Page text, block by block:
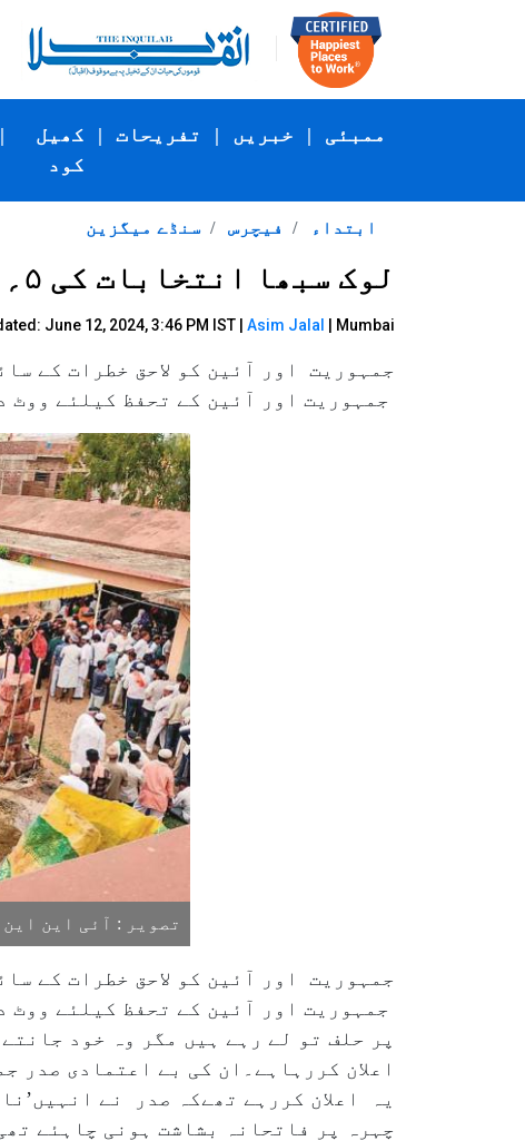
|
کھیل
کود
| تفریحات | خبریں | ممبئی
سنڈے میگزین فیچرس ابتداء
لوک سبھا انتخابات کی ۵؍ مثبت اور۵؍ منفی باتیں
June 12, 2024, 3:46 PM IST | Asim Jalal | Mumbai
جمہوریت اور آئین کو لاحق خطرات کے
جمہوریت اور آئین کے تحفظ کیلئے ووٹ
تصویر : آئی این این
جمہوریت اور آئین کو لاحق خطرات کے
پر حلف تو لے رہے ہیں مگر وہ خود
اعلان کررہاہے۔ان کی بے اعتمادی صدر
یہ اعلان کررہے تھےکہ صدر نے
چہرہ پر فاتحانہ بشاشت ہونی چاہئے